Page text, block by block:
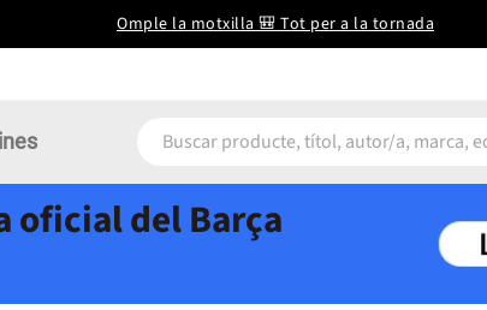
Omple la motxilla 🎒 Tot per a la tornada
oficial del Barça